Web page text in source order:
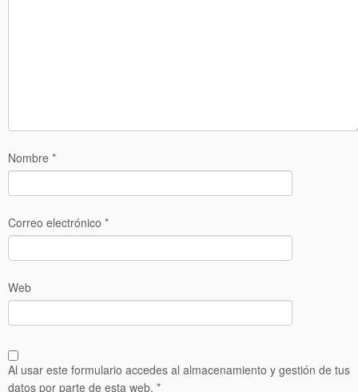
Nombre *
Correo electrónico *
Web
Al usar este formulario accedes al almacenamiento y gestión de tus
datos por parte de esta web. *